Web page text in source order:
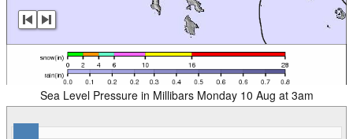
Sea Level Pressure in Millibars Monday 10 Aug at 3am